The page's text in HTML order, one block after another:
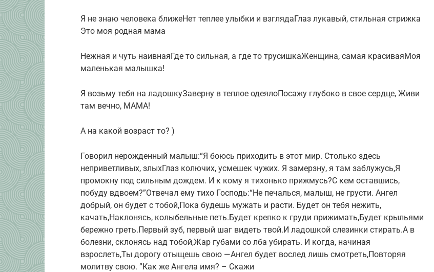
Я не знаю человека ближеНет теплее улыбки и взглядаГлаз лукавый, стильная стрижка
Это моя родная мама
Нежная и чуть наивнаяГде то сильная, а где то трусишкаЖенщина, самая красиваяМоя
маленькая малышка!
Я возьму тебя на ладошкуЗаверну в теплое одеялоПосажу глубоко в свое сердце, Живи
там вечно, МАМА!
А на какой возраст то? )
Говорил нерожденный малыш:“Я боюсь приходить в этот мир. Столько здесь
неприветливых, злыхГлаз колючих, усмешек чужих. Я замерзну, я там заблужусь,Я
промокну под сильным дождем. И к кому я тихонько прижмусь?С кем оставшись,
побуду вдвоем?”Отвечал ему тихо Господь:“Не печалься, малыш, не грусти. Ангел
добрый, он будет с тобой,Пока будешь мужать и расти. Будет он тебя нежить,
качать,Наклонясь, колыбельные петь.Будет крепко к груди прижимать,Будет крыльями
бережно греть.Первый зуб, первый шаг видеть твой.И ладошкой слезинки стирать.А в
болезни, склонясь над тобой,Жар губами со лба убирать. И когда, начиная
взрослеть,Ты дорогу отыщешь свою —Ангел будет вослед лишь смотреть,Повторяя
молитву свою. ”Как же Ангела имя? – Скажи